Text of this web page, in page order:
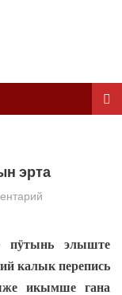
эрта
пӱтынь элыште
калык перепись
икымше гана